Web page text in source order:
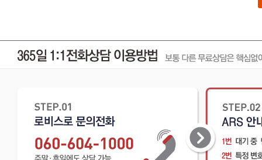
다. 부가 서비스 및 맞춤식
한해서만 아래와 같은 정보
이동통신사, 계좌번호 등
라. 유료 서비스 이용 과정에
있습니다. - 신용카드 결제